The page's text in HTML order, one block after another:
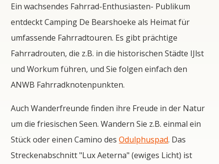
Ein wachsendes Fahrrad-Enthusiasten- Publikum
entdeckt Camping De Bearshoeke als Heimat für
umfassende Fahrradtouren. Es gibt prächtige
Fahrradrouten, die z.B. in die historischen Städte IJlst
und Workum führen, und Sie folgen einfach den
ANWB Fahrradknotenpunkten.
Auch Wanderfreunde finden ihre Freude in der Natur
um die friesischen Seen. Wandern Sie z.B. einmal ein
Stück oder einen Camino desOdulphuspad. Das
Streckenabschnitt "Lux Aeterna" (ewiges Licht) ist